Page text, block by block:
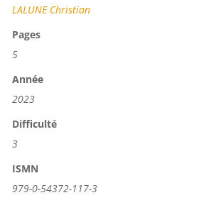
LALUNE Christian
Pages
5
Année
2023
Difficulté
3
ISMN
979-0-54372-117-3